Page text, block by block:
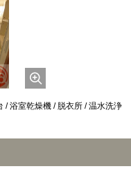
/ 浴室乾燥機 / 脱衣所 / 温水洗浄